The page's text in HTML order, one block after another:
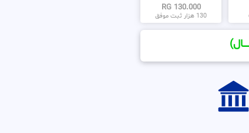
130.000 RG
130 هزار ثبت موفق